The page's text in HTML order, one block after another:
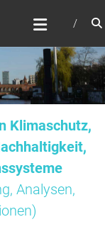
Klimaschutz,
Analysen,